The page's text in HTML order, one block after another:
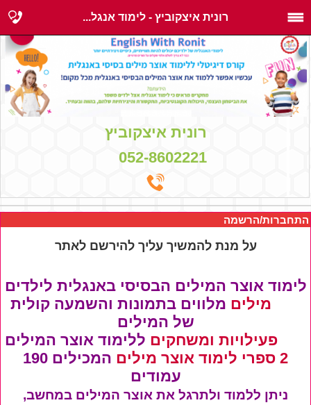
רונית איצקוביץ - לימוד אנגל...
רונית איצקוביץ
052-8602221
התחברות/הרשמה
על מנת להמשיך עליך להירשם לאתר
לימוד אוצר המילים הבסיסי באנגלית לילדים
מלווים בתמונות והשמעה קולית
של המילים
ללימוד אוצר המילים
2 ספרי לימוד אוצר מילים
המכילים 190
עמודים
ניתן ללמוד ולתרגל את אוצר המילים במחשב,